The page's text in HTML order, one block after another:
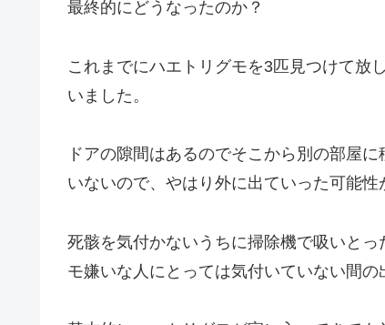
最終的にどうなったのか？
これまでにハエトリグモを3匹見つけて放
いました 。
ドアの隙間はあるのでそこから別の部屋
いないので、やはり外に出ていった可能性
死骸を気付かないうちに掃除機で吸いと
モ嫌いな人にとっては気付いていない間の